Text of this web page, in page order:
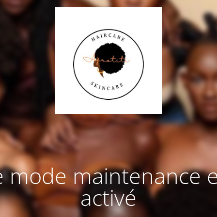
mode maintenance
activé